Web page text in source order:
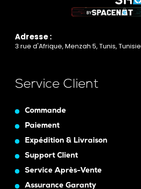
Adresse :
3 rue d'Afrique, Menzah 5, Tunis, Tunisie
Service Client
Commande
Paiement
Expédition & Livraison
Support Client
Service Après-Vente
Assurance Garanty